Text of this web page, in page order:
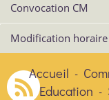
Convocation CM
Modification
Accueil -
Education -